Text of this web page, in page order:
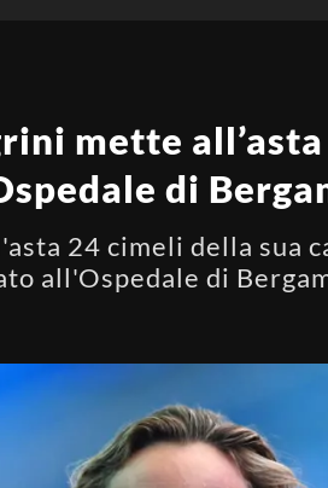
mette
di
24 cimeli della sua
all'Ospedale di